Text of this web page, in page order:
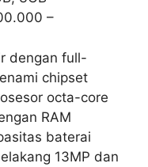
–
dengan full-
chipset
octa-core
RAM
baterai
13MP dan